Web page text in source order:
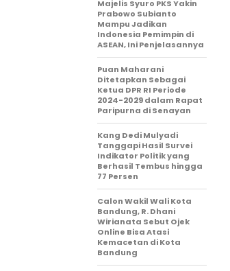
Majelis Syuro PKS Yakin
Prabowo Subianto
Mampu Jadikan
Indonesia Pemimpin di
ASEAN, Ini Penjelasannya
Puan Maharani
Ditetapkan Sebagai
Ketua DPR RI Periode
2024-2029 dalam Rapat
Paripurna di Senayan
Kang Dedi Mulyadi
Tanggapi Hasil Survei
Indikator Politik yang
Berhasil Tembus hingga
77 Persen
Calon Wakil Wali Kota
Bandung, R. Dhani
Wirianata Sebut Ojek
Online Bisa Atasi
Kemacetan di Kota
Bandung